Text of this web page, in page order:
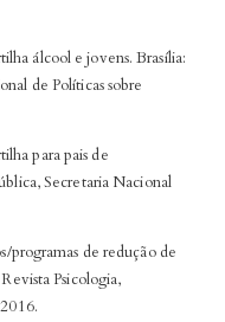
álcool e jovens. Brasília:
de Políticas sobre
para pais de
Secretaria Nacional
de redução de
Psicologia,